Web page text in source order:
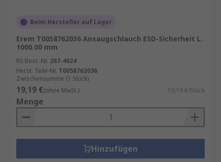
Beim Hersteller auf Lager
Erem T0058762036 Ansaugschlauch ESD-Sicherheit L.
1000.00 mm
RS Best.-Nr. 267-4624
Herst. Teile-Nr. T0058762036
Zwischensumme (1 Stück)
19,19 €(ohne MwSt.) 19,19 €/Stück
Menge
Hinzufügen